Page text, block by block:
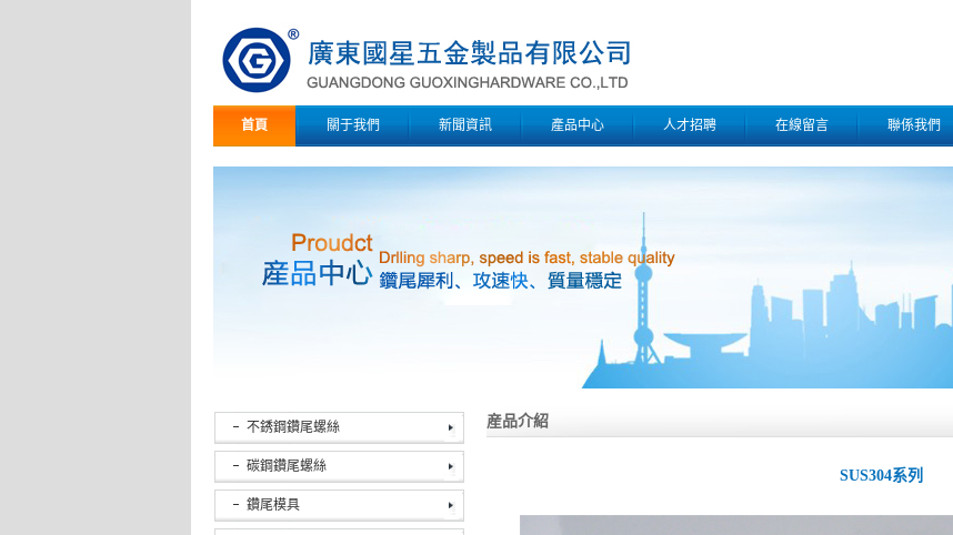
首頁 關于我們 新聞資訊 產品中心 人才招聘 在線留言 聯係我們
不銹鋼鑽尾螺絲
碳鋼鑽尾螺絲
鑽尾模具
産品介紹
SUS304系列